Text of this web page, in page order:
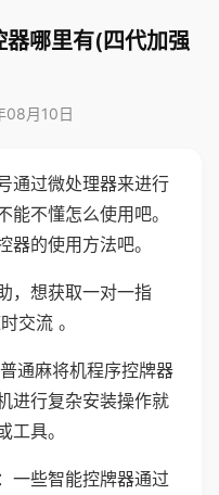
器哪里有(四代加强
08月10日
通过微处理器来进行
不懂怎么使用吧。
的使用方法吧。
，想获取一对一指
交流 。
通麻将机程序控牌器
进行复杂安装操作就
具。
一些智能控牌器通过